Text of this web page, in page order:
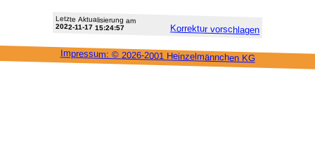
Letzte Aktu­alisie­rung am
2022-11-17 15:24:57 Korrektur vor­schlagen
Impressum: © 2026-2001 Heinzel­männchen KG